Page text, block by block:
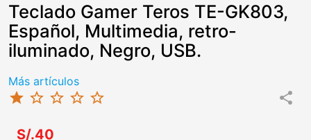
Teclado Gamer Teros TE-GK803,
Español, Multimedia, retro-
iluminado, Negro, USB.
Más artículos
star star_border star_border star_border star_border share
S/.40